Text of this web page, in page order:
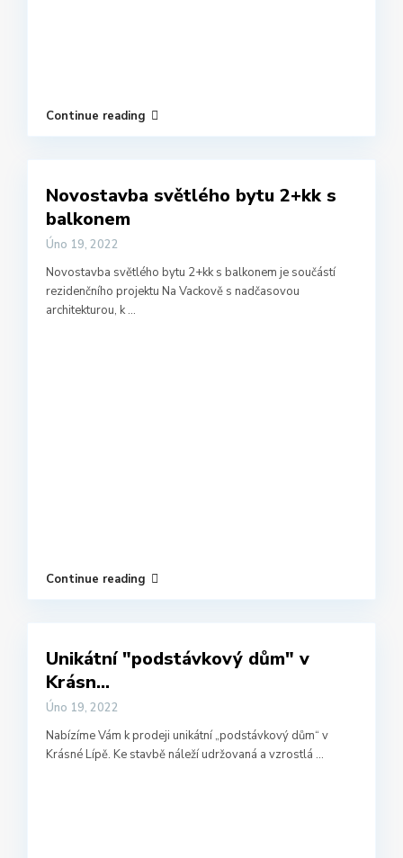
Continue reading
Novostavba světlého bytu 2+kk s
balkonem
Úno 19, 2022
Novostavba světlého bytu 2+kk s balkonem je součástí
rezidenčního projektu Na Vackově s nadčasovou
architekturou, k ...
Continue reading
Unikátní "podstávkový dům" v
Krásn...
Úno 19, 2022
Nabízíme Vám k prodeji unikátní „podstávkový dům“ v
Krásné Lípě. Ke stavbě náleží udržovaná a vzrostlá ...